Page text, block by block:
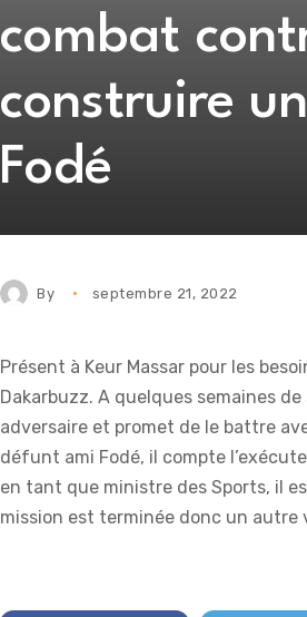
combat
construire
Fodé
By septembre 21, 2022
Présent à Keur Massar pour les
Dakarbuzz. A quelques semaines
adversaire et promet de le battre
défunt ami Fodé, il compte
en tant que ministre des Sports, il
mission est terminée donc un autre